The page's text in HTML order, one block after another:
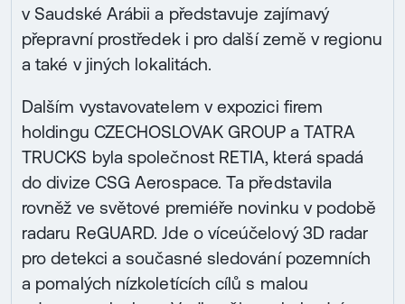
v Saudské Arábii a představuje zajímavý
přepravní prostředek i pro další země v regionu
a také v jiných lokalitách.
Dalším vystavovatelem v expozici firem
holdingu CZECHOSLOVAK GROUP a TATRA
TRUCKS byla společnost RETIA, která spadá
do divize CSG Aerospace. Ta představila
rovněž ve světové premiéře novinku v podobě
radaru ReGUARD. Jde o víceúčelový 3D radar
pro detekci a současné sledování pozemních
a pomalých níz­koletících cílů s malou